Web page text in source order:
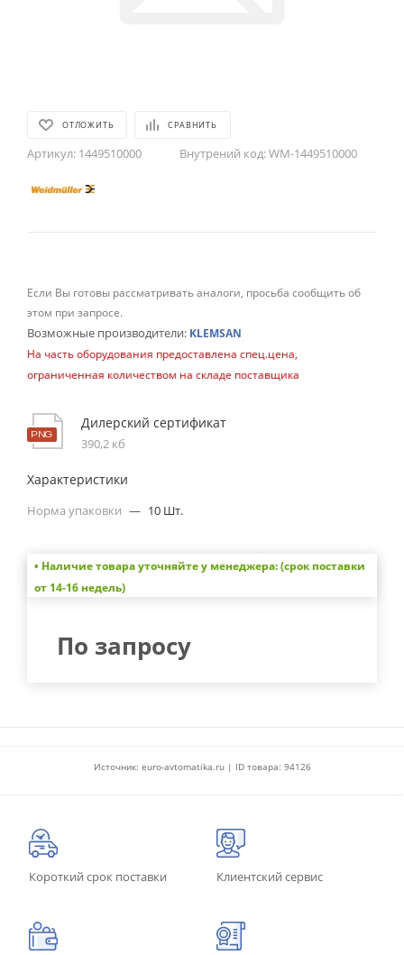
ОТЛОЖИТЬ СРАВНИТЬ
Артикул: 1449510000 Внутрений код:WM-1449510000
Если Вы готовы рассматривать аналоги, просьба сообщить об
этом при запросе.
Возможные производители: KLEMSAN
На часть оборудования предоставлена спец.цена,
ограниченная количеством на складе поставщика
Дилерский сертификат
390,2 кб
Характеристики
Норма упаковки — 10 Шт.
• Наличие товара уточняйте у менеджера: (срок поставки
от 14-16 недель)
По запросу
Источник: euro-avtomatika.ru | ID товара: 94126
Короткий срок поставки Клиентский сервис